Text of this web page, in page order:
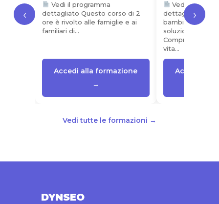
‹
Vedi il programma
dettagliato Questo corso di 2
ore è rivolto alle famiglie e ai
familiari di…
Accedi alla formazione
→
Vedi il
dettagliato
bambino con
soluzioni
Comprendere
vita…
Accedi alla
›
Vedi tutte le formazioni →
DYNSEO